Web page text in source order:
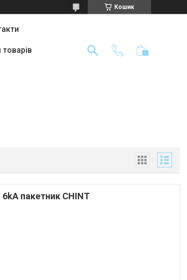
Кошик
пакетник CHINT